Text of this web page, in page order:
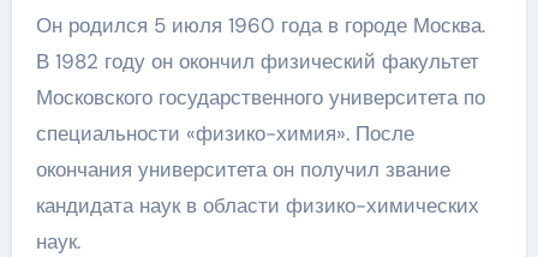
Он родился 5 июля 1960 года в городе Москва.
В 1982 году он окончил физический факультет
Московского государственного университета по
специальности «физико-химия». После
окончания университета он получил звание
кандидата наук в области физико-химических
наук.